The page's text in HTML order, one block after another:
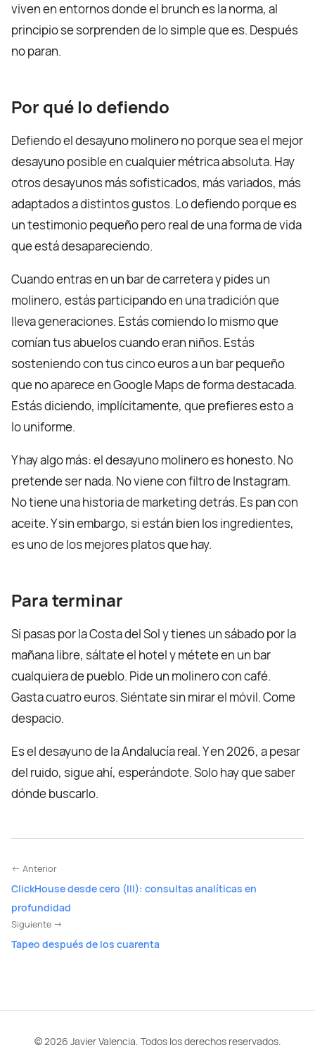
viven en entornos donde el brunch es la norma, al
principio se sorprenden de lo simple que es. Después
no paran.
Por qué lo defiendo
Defiendo el desayuno molinero no porque sea el mejor
desayuno posible en cualquier métrica absoluta. Hay
otros desayunos más sofisticados, más variados, más
adaptados a distintos gustos. Lo defiendo porque es
un testimonio pequeño pero real de una forma de vida
que está desapareciendo.
Cuando entras en un bar de carretera y pides un
molinero, estás participando en una tradición que
lleva generaciones. Estás comiendo lo mismo que
comían tus abuelos cuando eran niños. Estás
sosteniendo con tus cinco euros a un bar pequeño
que no aparece en Google Maps de forma destacada.
Estás diciendo, implícitamente, que prefieres esto a
lo uniforme.
Y hay algo más: el desayuno molinero es honesto. No
pretende ser nada. No viene con filtro de Instagram.
No tiene una historia de marketing detrás. Es pan con
aceite. Y sin embargo, si están bien los ingredientes,
es uno de los mejores platos que hay.
Para terminar
Si pasas por la Costa del Sol y tienes un sábado por la
mañana libre, sáltate el hotel y métete en un bar
cualquiera de pueblo. Pide un molinero con café.
Gasta cuatro euros. Siéntate sin mirar el móvil. Come
despacio.
Es el desayuno de la Andalucía real. Y en 2026, a pesar
del ruido, sigue ahí, esperándote. Solo hay que saber
dónde buscarlo.
← Anterior
ClickHouse desde cero (III): consultas analíticas en
profundidad
Siguiente →
Tapeo después de los cuarenta
© 2026 Javier Valencia. Todos los derechos reservados.